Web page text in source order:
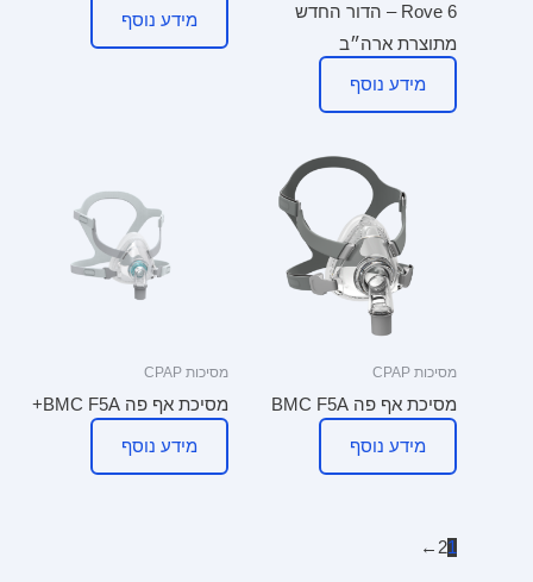
Rove 6 – הדור החדש
מתוצרת ארה״ב
מידע נוסף
מידע נוסף
מסיכות CPAP
מסיכת אף פה BMC F5A
מידע נוסף
מסיכות CPAP
מסיכת אף פה BMC F5A+
מידע נוסף
1
2
←